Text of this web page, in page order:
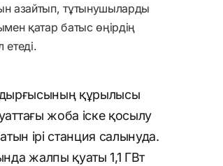
азайтып, тұтынушыларды
қатар батыс өңірдің
етеді.
құрылысы
жоба іске қосылу
ірі станция салынуда.
жалпы қуаты 1,1 ГВт